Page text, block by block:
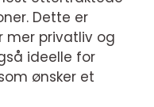
Dette er
mer privatliv og
ideelle for
ønsker et